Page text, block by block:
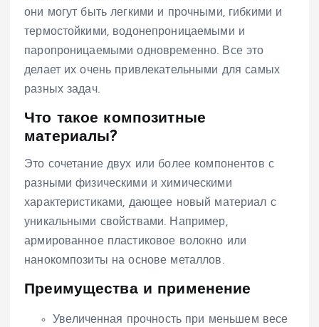
они могут быть легкими и прочными, гибкими и
термостойкими, водонепроницаемыми и
паропроницаемыми одновременно. Все это
делает их очень привлекательными для самых
разных задач.
Что такое композитные
материалы?
Это сочетание двух или более компонентов с
разными физическими и химическими
характеристиками, дающее новый материал с
уникальными свойствами. Например,
армированное пластиковое волокно или
нанокомпозиты на основе металлов.
Преимущества и применение
Увеличенная прочность при меньшем весе